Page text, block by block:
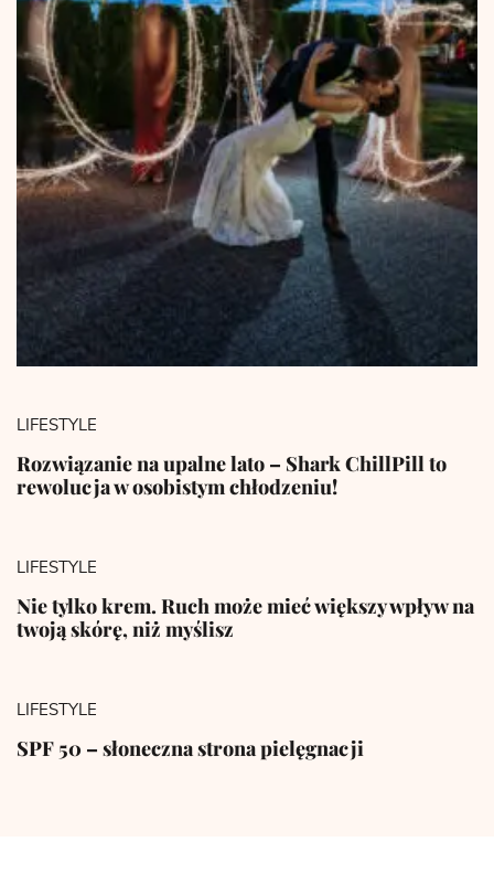
LIFESTYLE
Rozwiązanie na upalne lato – Shark ChillPill to
rewolucja w osobistym chłodzeniu!
LIFESTYLE
Nie tylko krem. Ruch może mieć większy wpływ na
twoją skórę, niż myślisz
LIFESTYLE
SPF 50 – słoneczna strona pielęgnacji